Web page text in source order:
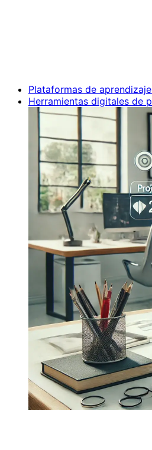
Plataformas de
Herramientas digitales de